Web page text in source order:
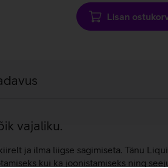
Lisan
vajaliku.
ja ilma liigse sagimiseta. Tänu
kui ka joonistamiseks ning